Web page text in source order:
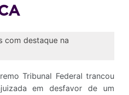
com destaque na
Tribunal Federal trancou
em desfavor de um